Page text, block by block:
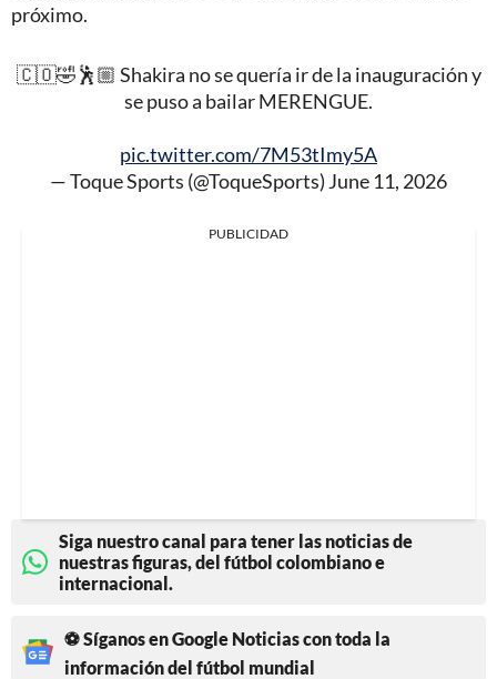
próximo.
🇨🇴🤣🕺🏼 Shakira no se quería ir de la inauguración y
se puso a bailar MERENGUE.
pic.twitter.com/7M53tImy5A
— Toque Sports (@ToqueSports) June 11, 2026
PUBLICIDAD
Siga nuestro canal para tener las noticias de
nuestras figuras, del fútbol colombiano e
internacional.
⚽ Síganos en Google Noticias con toda la
información del fútbol mundial